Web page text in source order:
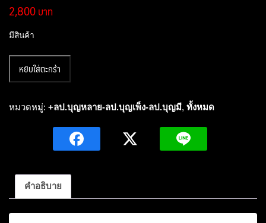
2,800
มีสินค้า
หลวง
บุญ
โต
ครึ่ง
หยิบใส่ตะกร้า
หมวดหมู่: +ลป.บุญหลาย-ลป.บุญเพ็ง-ลป.บุญมี, ทั้งหมด
คำอธิบาย